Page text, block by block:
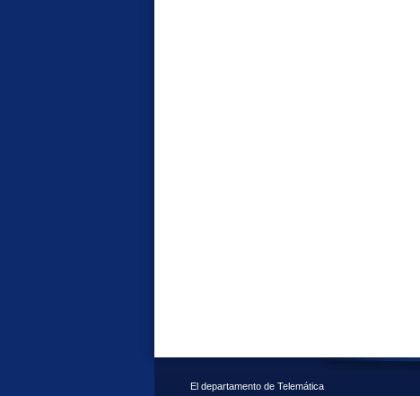
El departamento de Telemática